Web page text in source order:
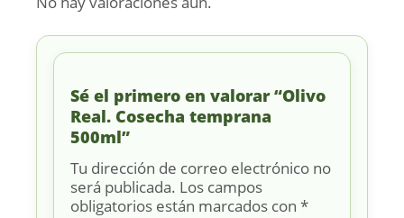
Sé el primero en valorar “Olivo
Real. Cosecha temprana
500ml”
Tu dirección de correo electrónico no
será publicada. Los campos
obligatorios están marcados con *